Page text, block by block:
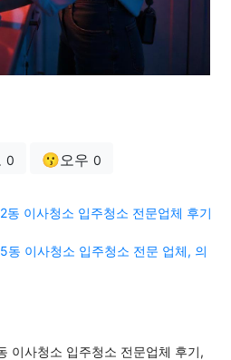
0 😗오우 0
동 이사청소 입주청소 전문업체 후기
동 이사청소 입주청소 전문 업체, 의
이사청소 입주청소 전문업체 후기,